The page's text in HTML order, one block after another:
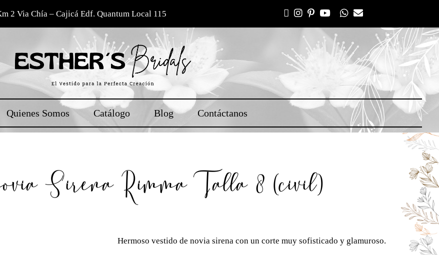
2 Via Chía – Cajicá Edf. Quantum Local 115
Quienes Somos Catálogo Blog Contáctanos
Sirena Rimma Talla 8 (civil)
Hermoso vestido de novia sirena con un corte muy sofisticado y glamuroso.